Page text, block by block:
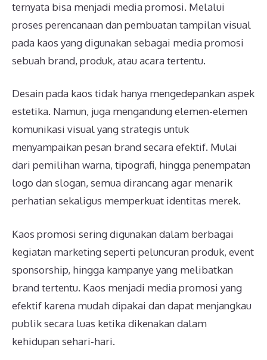
ternyata bisa menjadi media promosi. Melalui
proses perencanaan dan pembuatan tampilan visual
pada kaos yang digunakan sebagai media promosi
sebuah brand, produk, atau acara tertentu.
Desain pada kaos tidak hanya mengedepankan aspek
estetika. Namun, juga mengandung elemen-elemen
komunikasi visual yang strategis untuk
menyampaikan pesan brand secara efektif. Mulai
dari pemilihan warna, tipografi, hingga penempatan
logo dan slogan, semua dirancang agar menarik
perhatian sekaligus memperkuat identitas merek.
Kaos promosi sering digunakan dalam berbagai
kegiatan marketing seperti peluncuran produk, event
sponsorship, hingga kampanye yang melibatkan
brand tertentu. Kaos menjadi media promosi yang
efektif karena mudah dipakai dan dapat menjangkau
publik secara luas ketika dikenakan dalam
kehidupan sehari-hari.